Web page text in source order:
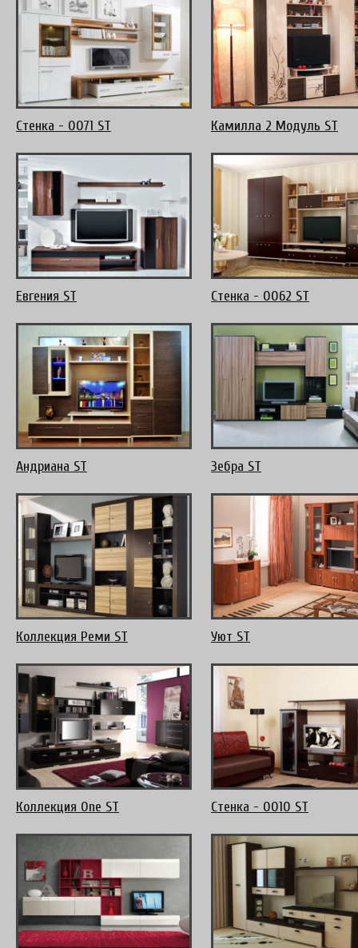
Стенка - 0071 ST Камилла 2 Модуль ST
Евгения ST Стенка - 0062 ST
Андриана ST Зебра ST
Коллекция Реми ST Уют ST
Коллекция One ST Стенка - 0010 ST